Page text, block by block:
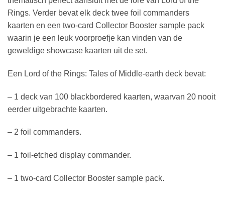
Rings. Verder bevat elk deck twee foil commanders
kaarten en een two-card Collector Booster sample pack
waarin je een leuk voorproefje kan vinden van de
geweldige showcase kaarten uit de set.
Een Lord of the Rings: Tales of Middle-earth deck bevat:
– 1 deck van 100 blackbordered kaarten, waarvan 20 nooit
eerder uitgebrachte kaarten.
– 2 foil commanders.
– 1 foil-etched display commander.
– 1 two-card Collector Booster sample pack.